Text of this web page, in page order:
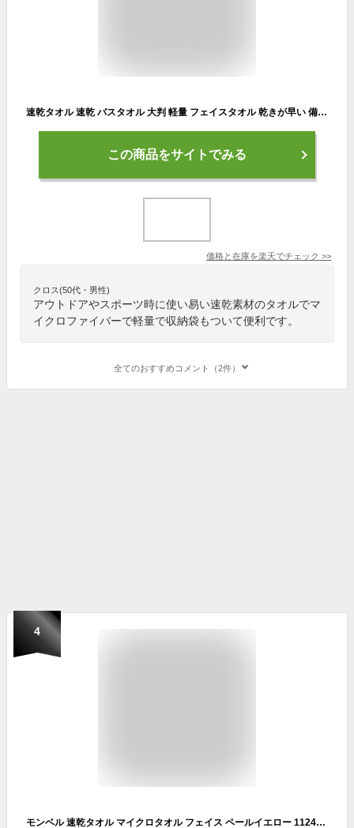
速乾タオル 速乾 バスタオル 大判 軽量 フェイスタオル 乾きが早い 備蓄用タオル 防災グッズ マイクロファイバー ブランケットタオル ジム アウトドア ひざ掛け スポーツタオル プール コンパクト タオル 超吸水 吸水タオル ブランケット
この商品をサイトでみる
価格と在庫を楽天でチェック >>
クロス(50代・男性)
アウトドアやスポーツ時に使い易い速乾素材のタオルでマ
イクロファイバーで軽量で収納袋もついて便利です。
全てのおすすめコメント（2件）
4
モンベル 速乾タオル マイクロタオル フェイス ペールイエロー 1124612